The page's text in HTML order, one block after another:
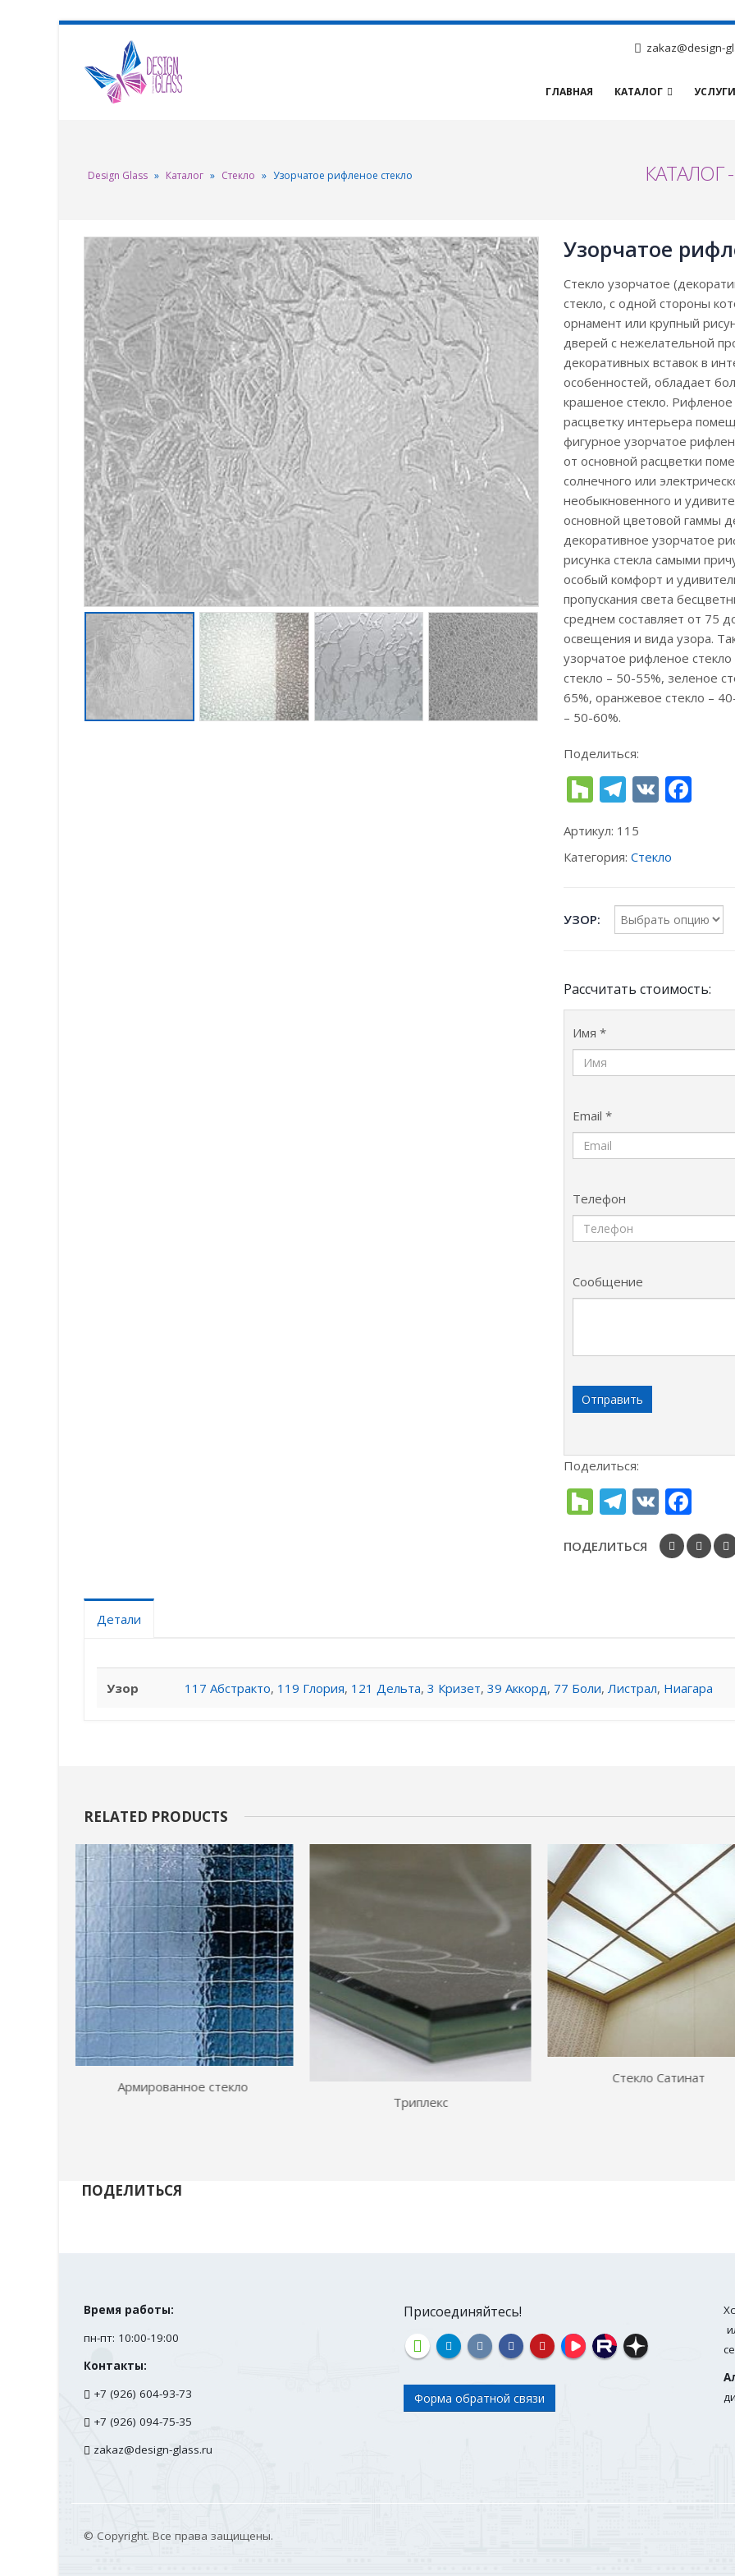
zakaz@design-
ГЛАВНАЯ КАТАЛОГ УСЛУГИ
КАТАЛОГ
Design Glass » Каталог » Стекло » Узорчатое рифленое стекло
Узорчатое
Стекло узорчатое
стекло, с одной стороны
орнамент или крупный
дверей с нежелательной
декоративных вставок в
особенностей, обладает
крашеное стекло.
расцветку интерьера
фигурное узорчатое
от основной расцветки
солнечного или
необыкновенного и
основной цветовой гаммы
декоративное узорчатое
рисунка стекла самыми
особый комфорт и
пропускания света
среднем составляет от 75
освещения и вида узора.
узорчатое рифленое
стекло – 50-55%, зеленое
65%, оранжевое стекло –
– 50-60%.
Поделиться:
HouzzTelegram
VK
Артикул: 115
Категория: Стекло
УЗОР
Рассчитать стоимость:
Имя *
Email *
Телефон
Сообщение
Поделиться:
HouzzTelegram
VK
ПОДЕЛИТЬСЯ
Детали
Узор 117 Абстракто, 119 Глория, 121 Дельта, 3 Кризет, 39 Аккорд, 77 Боли, Листрал, Ниагара
RELATED PRODUCTS
Стекло Сатинат
ПОДЕЛИТЬСЯ
Время работы:
пн-пт: 10:00-19:00
Контакты:
+7 (926) 604-93-73
+7 (926) 094-75-35
zakaz@design-glass.ru
Присоединяйтесь!
Форма обратной связи
© Copyright. Все права защищены.